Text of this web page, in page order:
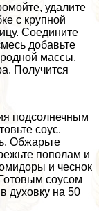
удалите
с крупной
Соедините
добавьте
массы.
Получится
подсолнечным
соус.
Обжарьте
пополам и
и чеснок
соусом
духовку на 50